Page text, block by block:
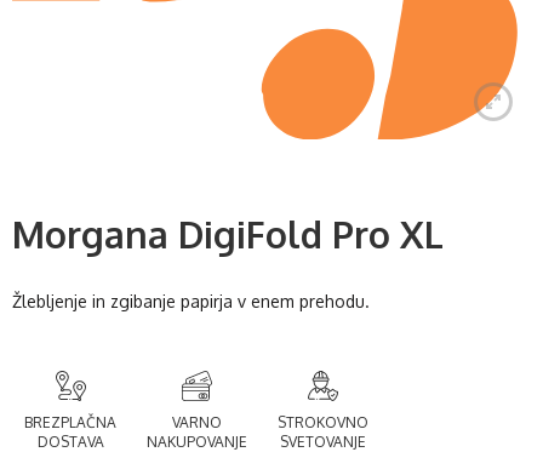
Morgana DigiFold Pro XL
Žlebljenje in zgibanje papirja v enem prehodu.
BREZPLAČNA
DOSTAVA
VARNO
NAKUPOVANJE
STROKOVNO
SVETOVANJE